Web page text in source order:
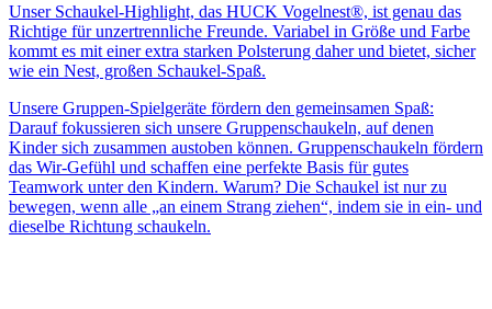
Unser Schaukel-Highlight, das HUCK Vogelnest®, ist genau das
Richtige für unzertrennliche Freunde. Variabel in Größe und Farbe
kommt es mit einer extra starken Polsterung daher und bietet, sicher
wie ein Nest, großen Schaukel-Spaß.
Unsere Gruppen-Spielgeräte fördern den gemeinsamen Spaß:
Darauf fokussieren sich unsere Gruppenschaukeln, auf denen
Kinder sich zusammen austoben können. Gruppenschaukeln fördern
das Wir-Gefühl und schaffen eine perfekte Basis für gutes
Teamwork unter den Kindern. Warum? Die Schaukel ist nur zu
bewegen, wenn alle „an einem Strang ziehen“, indem sie in ein- und
dieselbe Richtung schaukeln.